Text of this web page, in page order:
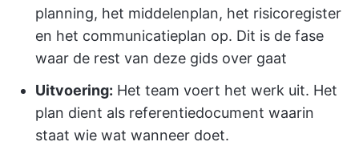
planning, het middelenplan, het risicoregister
en het communicatieplan op. Dit is de fase
waar de rest van deze gids over gaat
Uitvoering: Het team voert het werk uit. Het
plan dient als referentiedocument waarin
staat wie wat wanneer doet.